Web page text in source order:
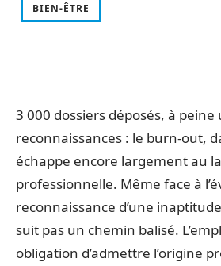
BIEN-ÊTRE
3 000 dossiers déposés, à
reconnaissances : le burn-out,
échappe encore largement au
professionnelle. Même face à
reconnaissance d’une
suit pas un chemin balisé.
obligation d’admettre l’origine